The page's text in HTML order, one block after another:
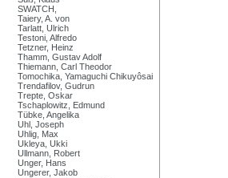
SWATCH,
Taiery, A. von
Tarlatt, Ulrich
Testoni, Alfredo
Tetzner, Heinz
Thamm, Gustav Adolf
Thiemann, Carl Theodor
Tomochika, Yamaguchi Chikuyôsai
Trendafilov, Gudrun
Trepte, Oskar
Tschaplowitz, Edmund
Tübke, Angelika
Uhl, Joseph
Uhlig, Max
Ukleya, Ukki
Ullmann, Robert
Unger, Hans
Ungerer, Jakob